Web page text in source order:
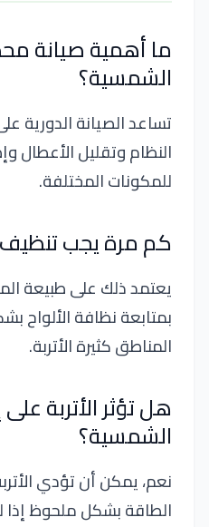
ما أهمية صيانة
الشمسية؟
تساعد الصيانة الدورية
النظام وتقليل الأعطال
للمكونات المختلفة.
كم مرة يجب تنظيف
يعتمد ذلك على طبيعة
بمتابعة نظافة
المناطق كثيرة الأتربة.
هل تؤثر الأتربة
الشمسية؟
نعم، يمكن أن تؤدي
الطاقة بشكل ملحوظ إذا